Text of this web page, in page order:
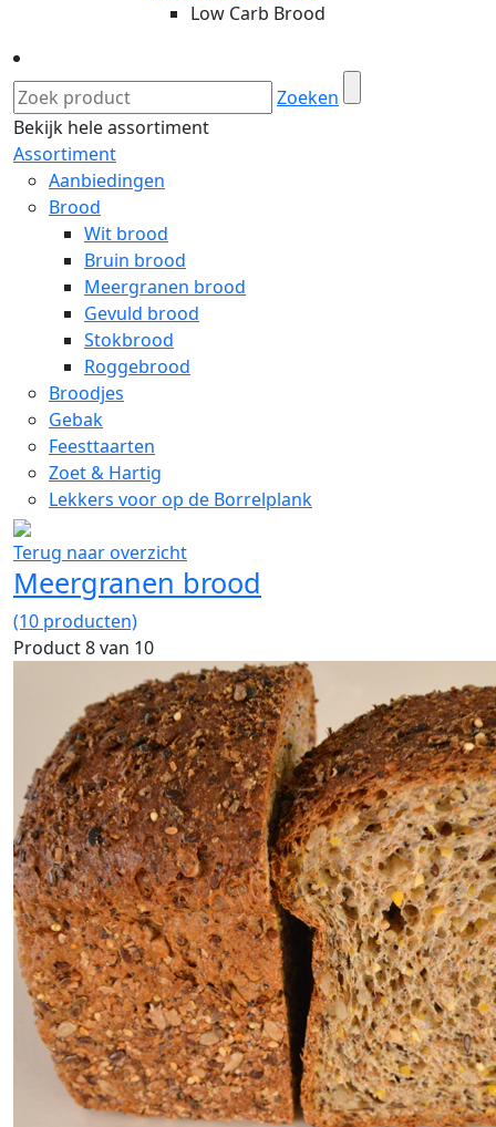
Low Carb Brood
Zoeken
Bekijk hele assortiment
Assortiment
Aanbiedingen
Brood
Wit brood
Bruin brood
Meergranen brood
Gevuld brood
Stokbrood
Roggebrood
Broodjes
Gebak
Feesttaarten
Zoet & Hartig
Lekkers voor op de Borrelplank
Terug naar overzicht
Meergranen brood
(10 producten)
Product 8 van 10